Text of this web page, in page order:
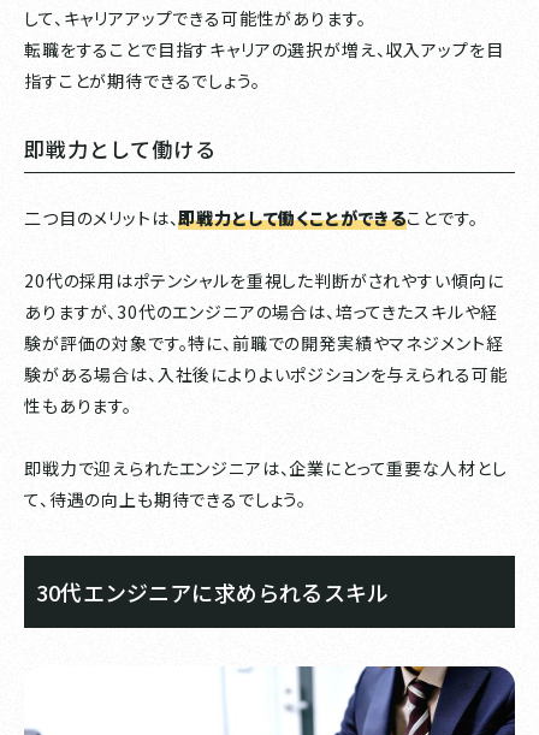
して、キャリアアップできる可能性があります。
転職をすることで目指すキャリアの選択が増え、収入アップを目
指すことが期待できるでしょう。
即戦力として働ける
二つ目のメリットは、即戦力として働くことができることです。
20代の採用はポテンシャルを重視した判断がされやすい傾向に
ありますが、30代のエンジニアの場合は、培ってきたスキルや経
験が評価の対象です。特に、前職での開発実績やマネジメント経
験がある場合は、入社後によりよいポジションを与えられる可能
性もあります。
即戦力で迎えられたエンジニアは、企業にとって重要な人材とし
て、待遇の向上も期待できるでしょう。
30代エンジニアに求められるスキル